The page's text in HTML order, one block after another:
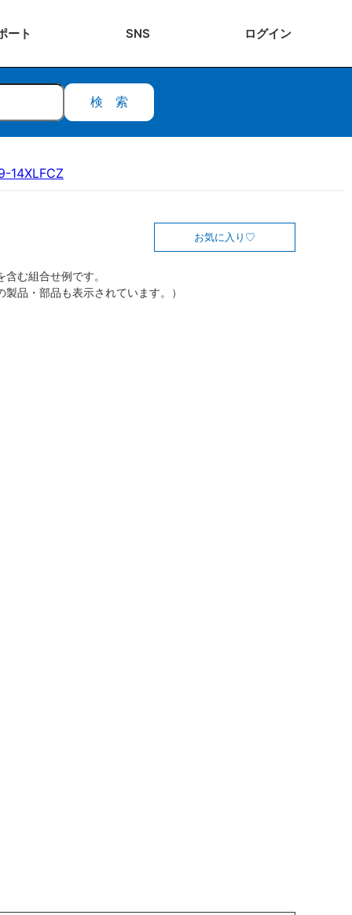
ート SNS ログイン
検索
14XLFCZ
お気に入り
む組合せ例です。
製品・部品も表示されています。）